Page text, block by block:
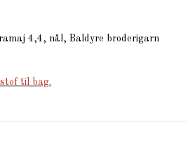
4,4, nål, Baldyre broderigarn
til bag.